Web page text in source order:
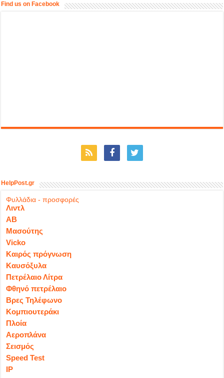
Find us on Facebook
HelpPost.gr
Φυλλάδια - προσφορές
Λιντλ
ΑΒ
Μασούτης
Vicko
Καιρός πρόγνωση
Καυσόξυλα
Πετρέλαιο Λίτρα
Φθηνό πετρέλαιο
Βρες Τηλέφωνο
Κομπιουτεράκι
Πλοία
Αεροπλάνα
Σεισμός
Speed Test
IP